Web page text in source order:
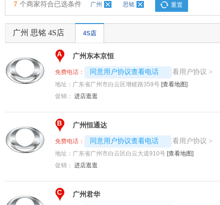
7 个商家符合已选条件 广州 思铭 重置
广州 思铭 4S店 4S店
A 广州东本京恒
免费电话： 同意用户协议查看电话
4008192696-7747 查看用户协议 >
地址： 广东省广州市白云区增槎路359号 [查看地图]
促销： 进店逛逛
B 广州恒通达
免费电话： 同意用户协议查看电话
4008192717-3644 查看用户协议 >
地址： 广东省广州市白云区白云大道910号 [查看地图]
促销： 进店逛逛
C 广州君华